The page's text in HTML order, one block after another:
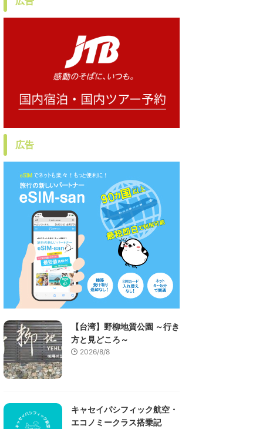
広告
【台湾】野柳地質公園 ～行き
方と見どころ～
2026/8/8
キャセイパシフィック航空・
エコノミークラス搭乗記